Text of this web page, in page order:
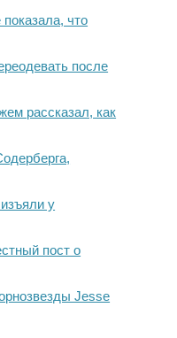
что
после
рассказал, как
у
пост о
Jesse